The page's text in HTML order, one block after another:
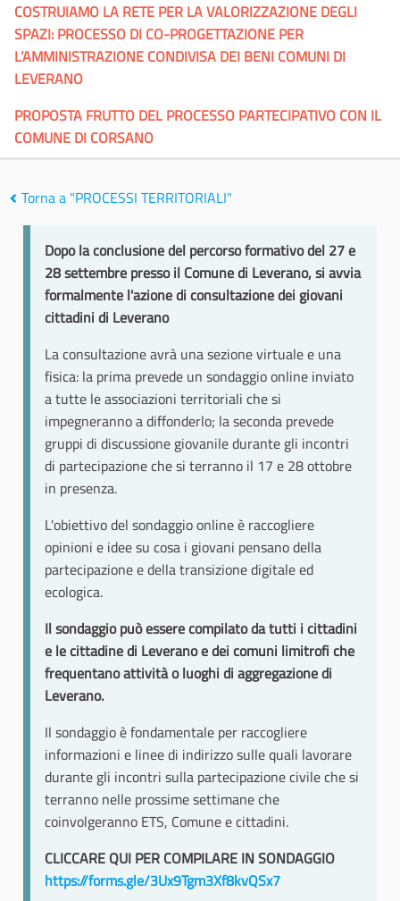
COSTRUIAMO LA RETE PER LA VALORIZZAZIONE DEGLI
SPAZI: PROCESSO DI CO-PROGETTAZIONE PER
L’AMMINISTRAZIONE CONDIVISA DEI BENI COMUNI DI
LEVERANO
PROPOSTA FRUTTO DEL PROCESSO PARTECIPATIVO CON IL
COMUNE DI CORSANO
Torna a "PROCESSI TERRITORIALI"
Dopo la conclusione del percorso formativo del 27 e
28 settembre presso il Comune di Leverano, si avvia
formalmente l'azione di consultazione dei giovani
cittadini di Leverano
La consultazione avrà una sezione virtuale e una
fisica: la prima prevede un sondaggio online inviato
a tutte le associazioni territoriali che si
impegneranno a diffonderlo; la seconda prevede
gruppi di discussione giovanile durante gli incontri
di partecipazione che si terranno il 17 e 28 ottobre
in presenza.
L'obiettivo del sondaggio online è raccogliere
opinioni e idee su cosa i giovani pensano della
partecipazione e della transizione digitale ed
ecologica.
Il sondaggio può essere compilato da tutti i cittadini
e le cittadine di Leverano e dei comuni limitrofi che
frequentano attività o luoghi di aggregazione di
Leverano.
Il sondaggio è fondamentale per raccogliere
informazioni e linee di indirizzo sulle quali lavorare
durante gli incontri sulla partecipazione civile che si
terranno nelle prossime settimane che
coinvolgeranno ETS, Comune e cittadini.
CLICCARE QUI PER COMPILARE IN SONDAGGIO
https://forms.gle/3Ux9Tgm3Xf8kvQSx7